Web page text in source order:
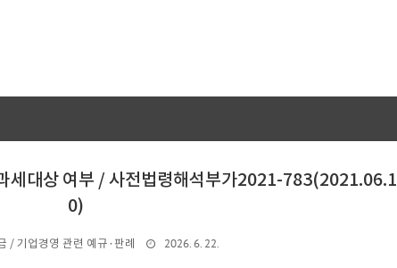
세대상 여부 / 사전법령해석부가2021-783(2021.06.1
0)
/ 기업경영 관련 예규·판례 2026. 6. 22.